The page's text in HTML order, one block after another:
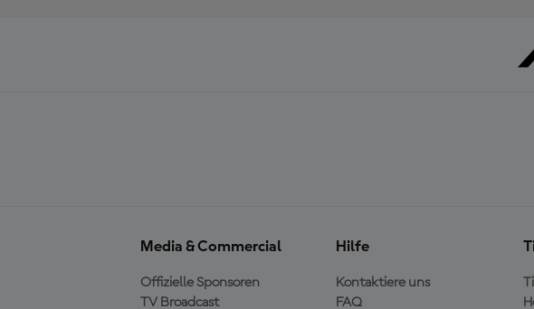
Media & Commercial
Offizielle Sponsoren
TV Broadcast
Hilfe
Kontaktiere uns
FAQ